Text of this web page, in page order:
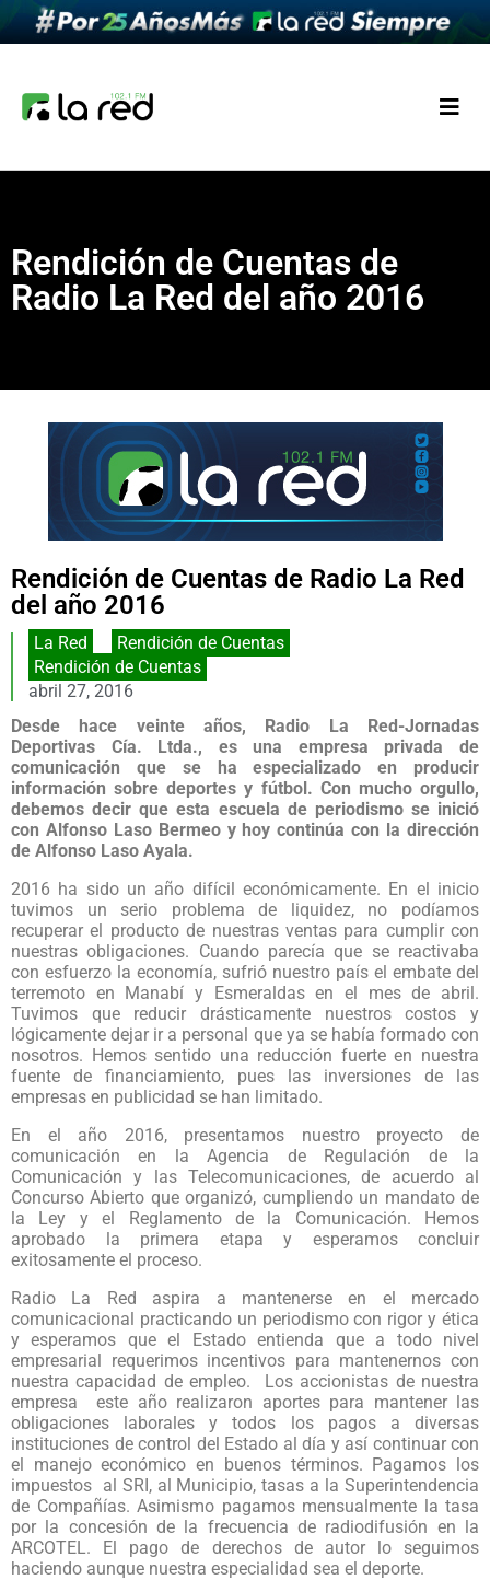
Rendición de Cuentas de
Radio La Red del año 2016
Rendición de Cuentas de Radio La Red
del año 2016
La Red
Rendición de Cuentas
Rendición de Cuentas
abril 27, 2016
Desde hace veinte años, Radio La Red-Jornadas
Deportivas Cía. Ltda., es una empresa privada de
comunicación que se ha especializado en producir
información sobre deportes y fútbol. Con mucho orgullo,
debemos decir que esta escuela de periodismo se inició
con Alfonso Laso Bermeo y hoy continúa con la dirección
de Alfonso Laso Ayala.
2016 ha sido un año difícil económicamente. En el inicio
tuvimos un serio problema de liquidez, no podíamos
recuperar el producto de nuestras ventas para cumplir con
nuestras obligaciones. Cuando parecía que se reactivaba
con esfuerzo la economía, sufrió nuestro país el embate del
terremoto en Manabí y Esmeraldas en el mes de abril.
Tuvimos que reducir drásticamente nuestros costos y
lógicamente dejar ir a personal que ya se había formado con
nosotros. Hemos sentido una reducción fuerte en nuestra
fuente de financiamiento, pues las inversiones de las
empresas en publicidad se han limitado.
En el año 2016, presentamos nuestro proyecto de
comunicación en la Agencia de Regulación de la
Comunicación y las Telecomunicaciones, de acuerdo al
Concurso Abierto que organizó, cumpliendo un mandato de
la Ley y el Reglamento de la Comunicación. Hemos
aprobado la primera etapa y esperamos concluir
exitosamente el proceso.
Radio La Red aspira a mantenerse en el mercado
comunicacional practicando un periodismo con rigor y ética
y esperamos que el Estado entienda que a todo nivel
empresarial requerimos incentivos para mantenernos con
nuestra capacidad de empleo. Los accionistas de nuestra
empresa este año realizaron aportes para mantener las
obligaciones laborales y todos los pagos a diversas
instituciones de control del Estado al día y así continuar con
el manejo económico en buenos términos. Pagamos los
impuestos al SRI, al Municipio, tasas a la Superintendencia
de Compañías. Asimismo pagamos mensualmente la tasa
por la concesión de la frecuencia de radiodifusión en la
ARCOTEL. El pago de derechos de autor lo seguimos
haciendo aunque nuestra especialidad sea el deporte.